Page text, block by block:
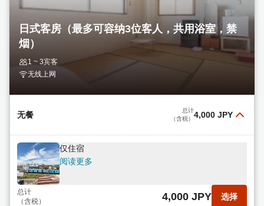
日式客房（最多可容纳3位客人，共用浴室，禁
烟）
1 ~ 3宾客
无线上网
无餐
总计
（含税） 4,000 JPY
仅住宿
阅读更多
总计
（含税）
4,000 JPY 选择